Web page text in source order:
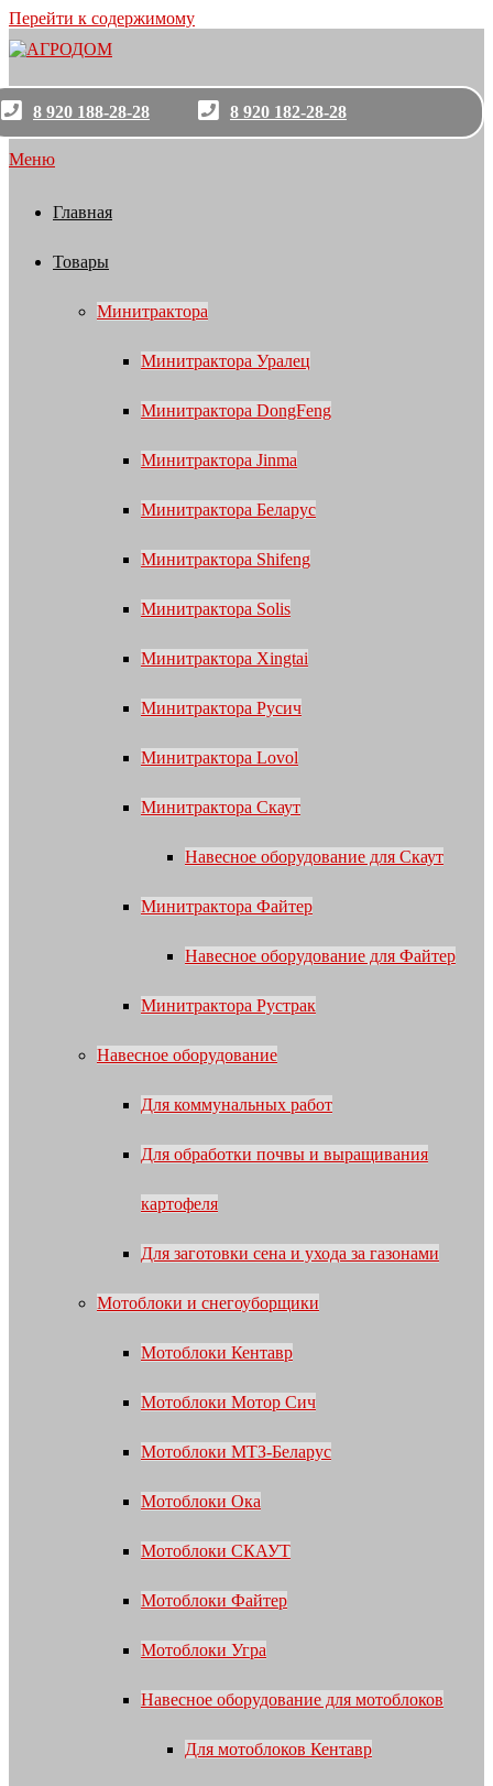
Перейти к содержимому
8 920 188-28-28 8 920 182-28-28
Меню
Главная
Товары
Минитрактора
Минитрактора Уралец
Минитрактора DongFeng
Минитрактора Jinma
Минитрактора Беларус
Минитрактора Shifeng
Минитрактора Solis
Минитрактора Xingtai
Минитрактора Русич
Минитрактора Lovol
Минитрактора Скаут
Навесное оборудование для Скаут
Минитрактора Файтер
Навесное оборудование для Файтер
Минитрактора Рустрак
Навесное оборудование
Для коммунальных работ
Для обработки почвы и выращивания
картофеля
Для заготовки сена и ухода за газонами
Мотоблоки и снегоуборщики
Мотоблоки Кентавр
Мотоблоки Мотор Сич
Мотоблоки МТЗ-Беларус
Мотоблоки Ока
Мотоблоки СКАУТ
Мотоблоки Файтер
Мотоблоки Угра
Навесное оборудование для мотоблоков
Для мотоблоков Кентавр